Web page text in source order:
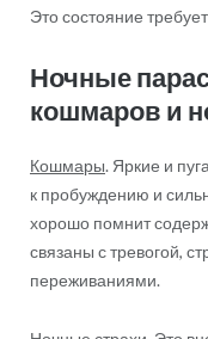
Это состояние
Ночные
кошмаров и
Кошмары. Яркие и
к пробуждению и
хорошо помнит
связаны с тревогой,
переживаниями.